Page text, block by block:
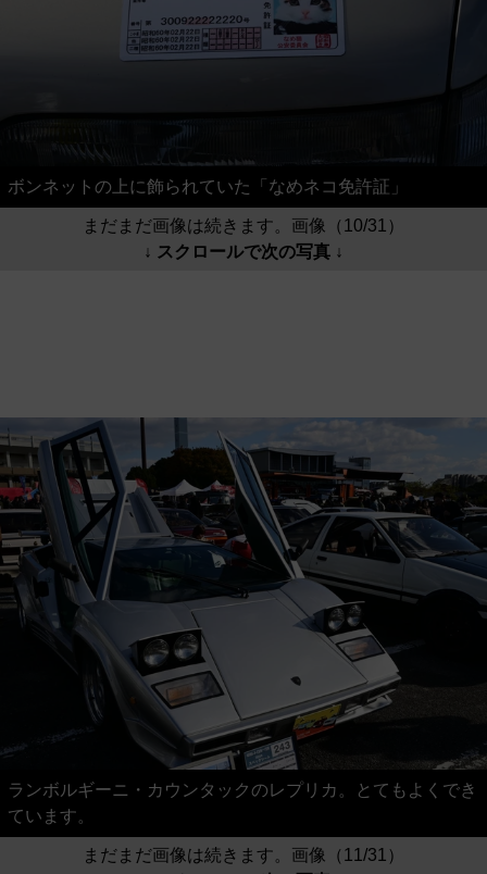
ボンネットの上に飾られていた「なめネコ免許証」
まだまだ画像は続きます。画像（10/31）
↓ スクロールで次の写真 ↓
ランボルギーニ・カウンタックのレプリカ。とてもよくでき
ています。
まだまだ画像は続きます。画像（11/31）